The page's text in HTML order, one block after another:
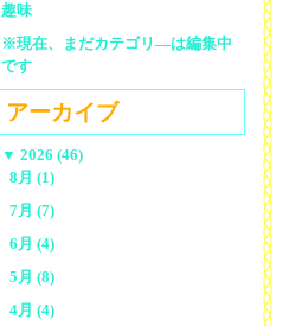
趣味
※現在、まだカテゴリ—は編集中
です
アーカイブ
▼ 2026 (46)
8月 (1)
7月 (7)
6月 (4)
5月 (8)
4月 (4)